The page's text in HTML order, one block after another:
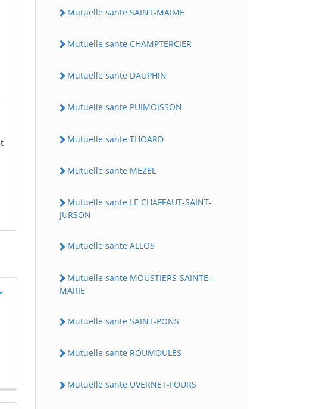
Mutuelle sante SAINT-MAIME
Mutuelle sante CHAMPTERCIER
Mutuelle sante DAUPHIN
Mutuelle sante PUIMOISSON
Mutuelle sante THOARD
Mutuelle sante MEZEL
Mutuelle sante LE CHAFFAUT-SAINT-
JURSON
Mutuelle sante ALLOS
Mutuelle sante MOUSTIERS-SAINTE-
MARIE
Mutuelle sante SAINT-PONS
Mutuelle sante ROUMOULES
Mutuelle sante UVERNET-FOURS